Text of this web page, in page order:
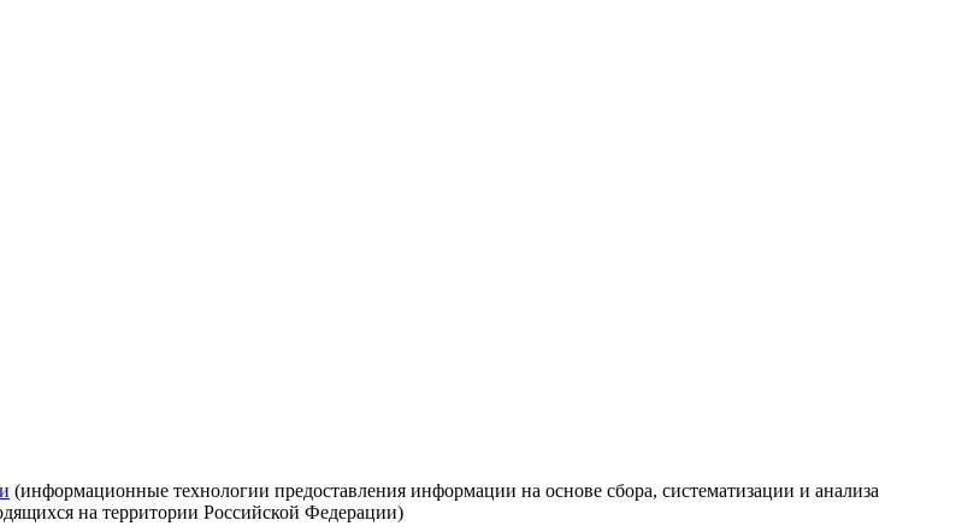
(информационные технологии предоставления информации на основе сбора, систематизации и анализа
на территории Российской Федерации)